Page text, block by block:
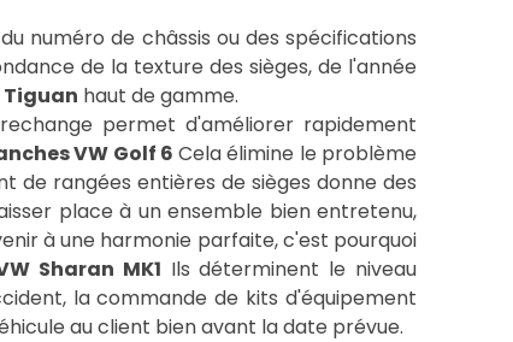
numéro de châssis ou des spécifications
de la texture des sièges, de l'année
haut de gamme.
permet d'améliorer rapidement
VW Golf 6 Cela élimine le problème
de rangées entières de sièges donne des
place à un ensemble bien entretenu,
à une harmonie parfaite, c'est pourquoi
Sharan MK1 Ils déterminent le niveau
la commande de kits d'équipement